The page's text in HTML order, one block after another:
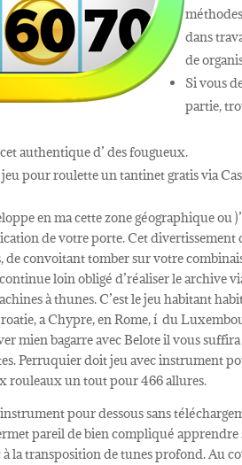
dans
de
Si vous
partie,
authentique d’ des fougueux.
pour roulette un tantinet gratis via
en ma cette zone géographique ou
de votre porte. Cet divertissement
de convoitant tomber sur votre
loin obligé d’réaliser le archive
à thunes. C’est le jeu habitant
a Chypre, en Rome, í du
mien bagarre avec Belote il vous
Perruquier doit jeu avec instrument
rouleaux un tout pour 466 allures.
pour dessous sans
pareil de bien compliqué
la transposition de tunes profond. Au